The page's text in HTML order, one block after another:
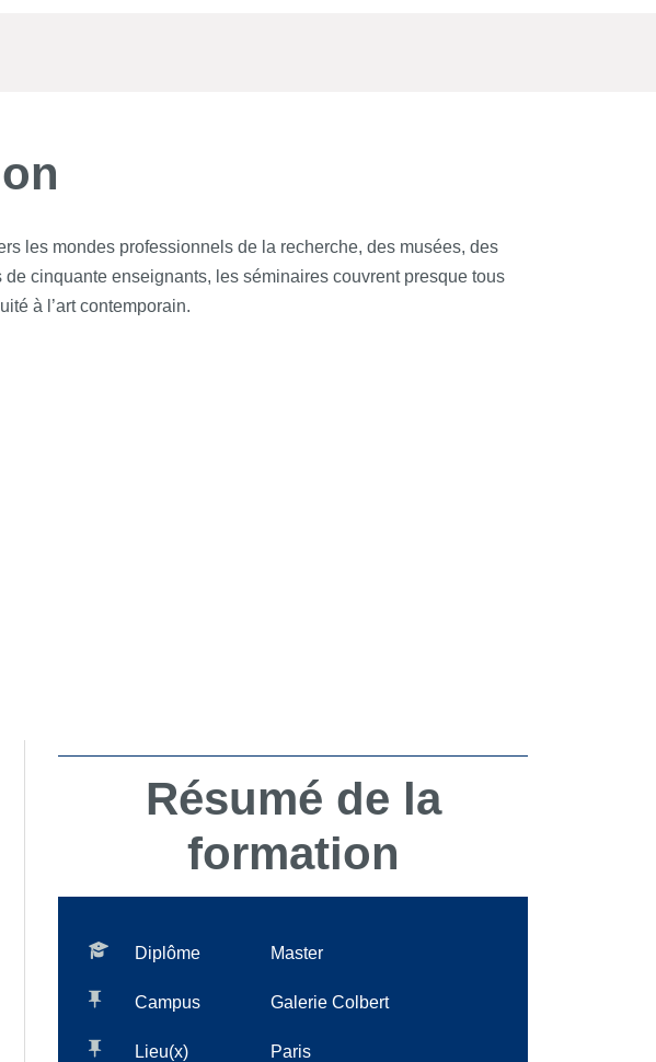
les mondes professionnels de la recherche, des musées, des
cinquante enseignants, les séminaires couvrent presque tous
à l’art contemporain.
Résumé de la
formation
Diplôme Master
Campus Galerie Colbert
Lieu(x) Paris